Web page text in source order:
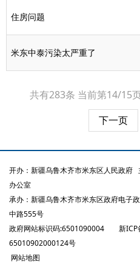
住房问题
米东中泰污染太严重了
共有283条 当前第14/15
下一页
开办：新疆乌鲁木齐市米东区人民政府
办公室
承办：新疆乌鲁木齐市米东区政府电子
中路555号
政府网站标识码:6501090004
新
65010902000124号
网站地图